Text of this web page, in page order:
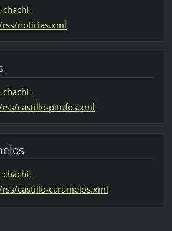
noticias.xml
castillo-pitufos.xml
castillo-caramelos.xml